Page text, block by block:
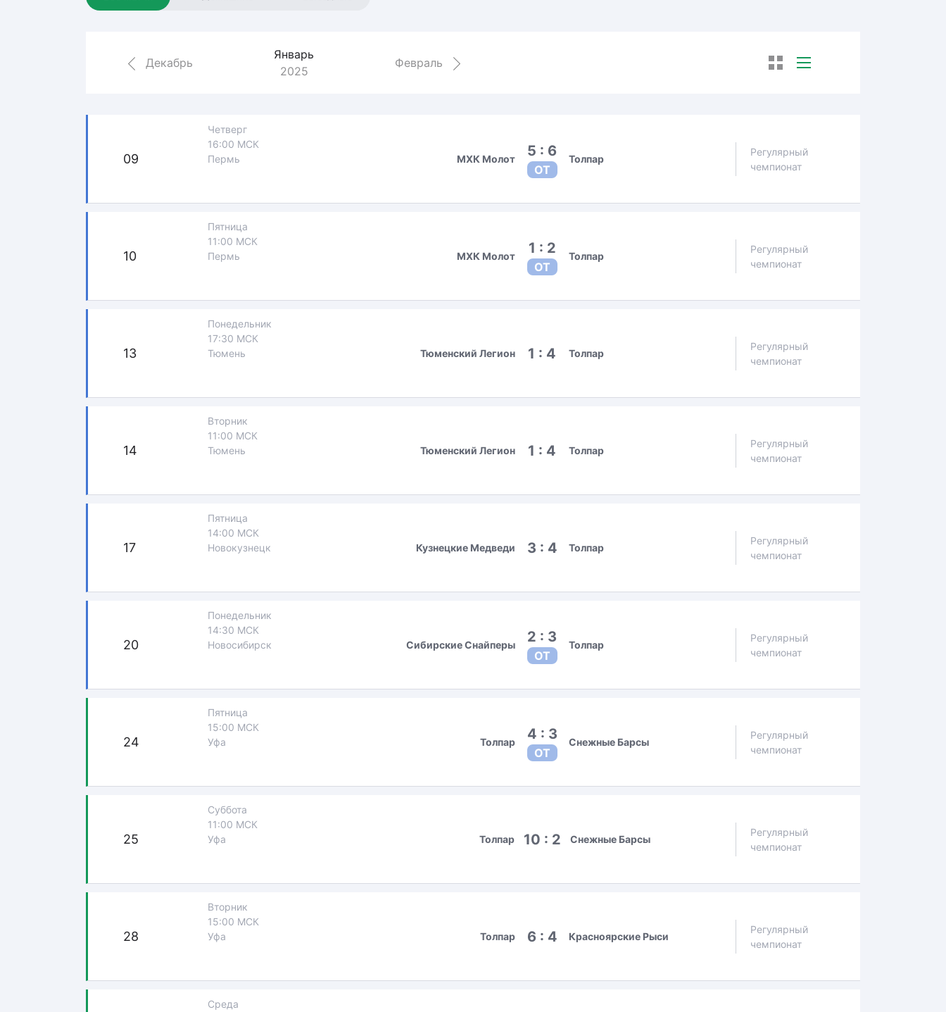
Декабрь
Январь
2025
Февраль
09
Четверг
16:00 МСК
Пермь
МХК Молот 5 : 6
ОТ
Толпар
Регулярный
чемпионат
10
Пятница
11:00 МСК
Пермь
МХК Молот 1 : 2
ОТ
Толпар
Регулярный
чемпионат
13
Понедельник
17:30 МСК
Тюмень
Тюменский Легион 1 : 4 Толпар
Регулярный
чемпионат
14
Вторник
11:00 МСК
Тюмень
Тюменский Легион 1 : 4 Толпар
Регулярный
чемпионат
17
Пятница
14:00 МСК
Новокузнецк
Кузнецкие Медведи 3 : 4 Толпар
Регулярный
чемпионат
20
Понедельник
14:30 МСК
Новосибирск
Сибирские Снайперы 2 : 3
ОТ
Толпар
Регулярный
чемпионат
24
Пятница
15:00 МСК
Уфа
Толпар 4 : 3
ОТ
Снежные Барсы
Регулярный
чемпионат
25
Суббота
11:00 МСК
Уфа
Толпар 10 : 2 Снежные Барсы
Регулярный
чемпионат
28
Вторник
15:00 МСК
Уфа
Толпар 6 : 4 Красноярские Рыси
Регулярный
чемпионат
Среда